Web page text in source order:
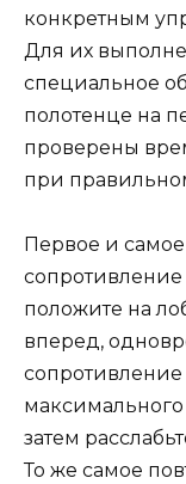
конкретным
Для их
специальное
полотенце на
проверены
при
Первое и
положите на
вперед,
сопротивление
затем
То же самое